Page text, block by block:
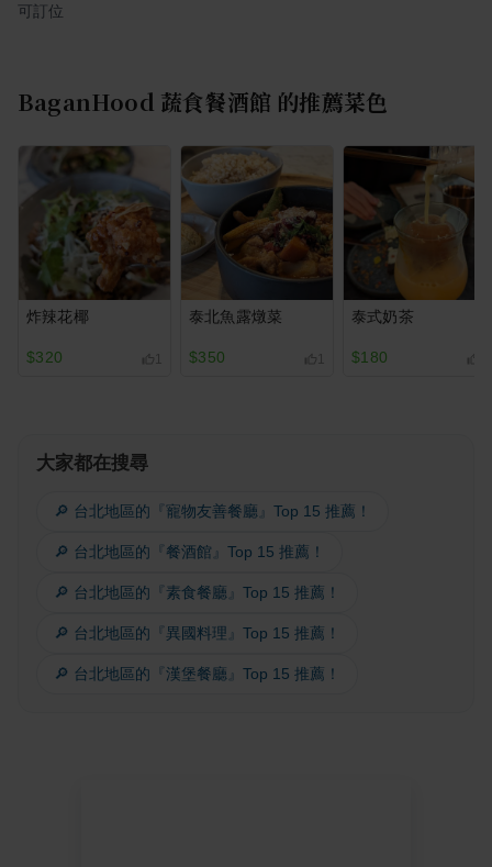
可訂位
BaganHood 蔬食餐酒館 的推薦菜色
炸辣花椰
$320 1
泰北魚露燉菜
$350 1
泰式奶茶
$180
大家都在搜尋
🔎 台北地區的『寵物友善餐廳』Top 15 推薦！
🔎 台北地區的『餐酒館』Top 15 推薦！
🔎 台北地區的『素食餐廳』Top 15 推薦！
🔎 台北地區的『異國料理』Top 15 推薦！
🔎 台北地區的『漢堡餐廳』Top 15 推薦！